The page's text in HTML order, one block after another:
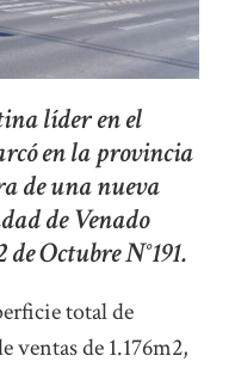
líder en el
en la provincia
de una nueva
de Venado
Octubre N°191.
total de
ventas de 1.176m2,